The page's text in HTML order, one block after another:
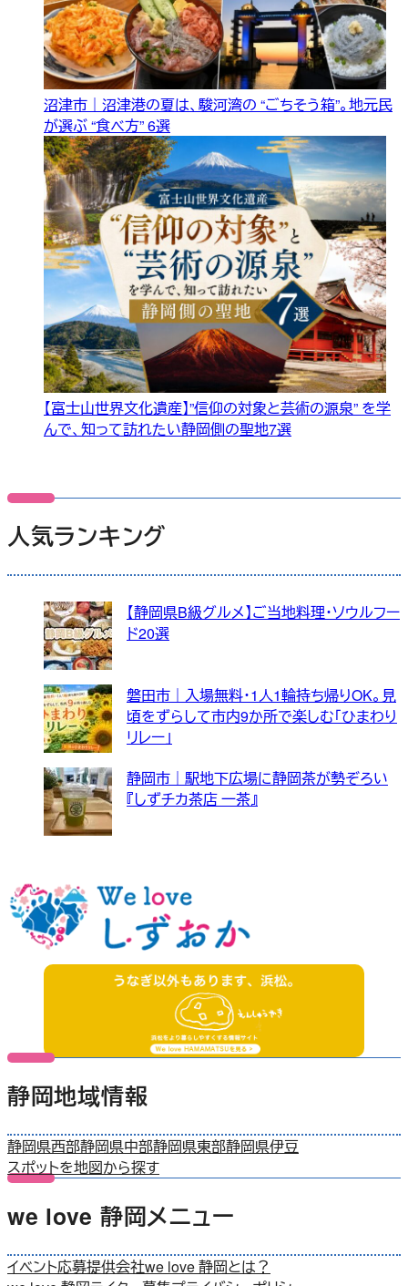
沼津市｜沼津港の夏は、駿河湾の “ごちそう箱”。地元民
が選ぶ “食べ方” 6選
【富士山世界文化遺産】”信仰の対象と芸術の源泉” を学
んで、知って訪れたい静岡側の聖地7選
人気ランキング
【静岡県B級グルメ】ご当地料理・ソウルフー
ド20選
磐田市｜入場無料・1人1輪持ち帰りOK。見
頃をずらして市内9か所で楽しむ「ひまわり
リレー」
静岡市｜駅地下広場に静岡茶が勢ぞろい
『しずチカ茶店 一茶』
静岡地域情報
静岡県西部静岡県中部静岡県東部静岡県伊豆
スポットを地図から探す
we love 静岡メニュー
イベント応募提供会社we love 静岡とは？